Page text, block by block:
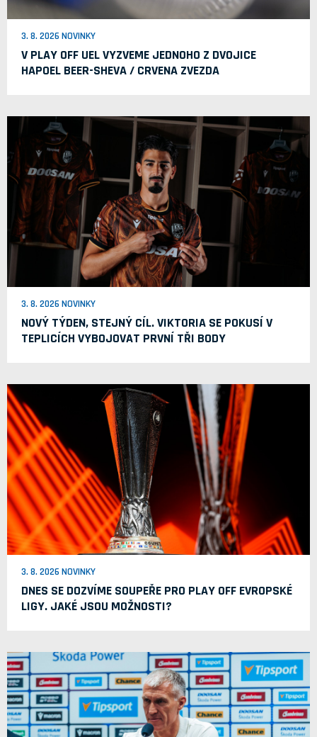
3. 8. 2026 NOVINKY
V PLAY OFF UEL VYZVEME JEDNOHO Z DVOJICE
HAPOEL BEER-SHEVA / CRVENA ZVEZDA
3. 8. 2026 NOVINKY
NOVÝ TÝDEN, STEJNÝ CÍL. VIKTORIA SE POKUSÍ V
TEPLICÍCH VYBOJOVAT PRVNÍ TŘI BODY
3. 8. 2026 NOVINKY
DNES SE DOZVÍME SOUPEŘE PRO PLAY OFF EVROPSKÉ
LIGY. JAKÉ JSOU MOŽNOSTI?